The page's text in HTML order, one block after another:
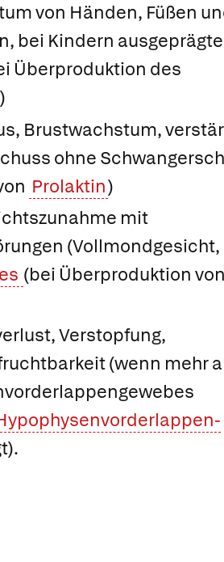
von Händen, Füßen
bei Kindern
Überproduktion des
Brustwachstum,
ohne
Prolaktin)
mit
(Vollmondgesicht,
(bei Überproduktion von
Verstopfung,
(wenn mehr